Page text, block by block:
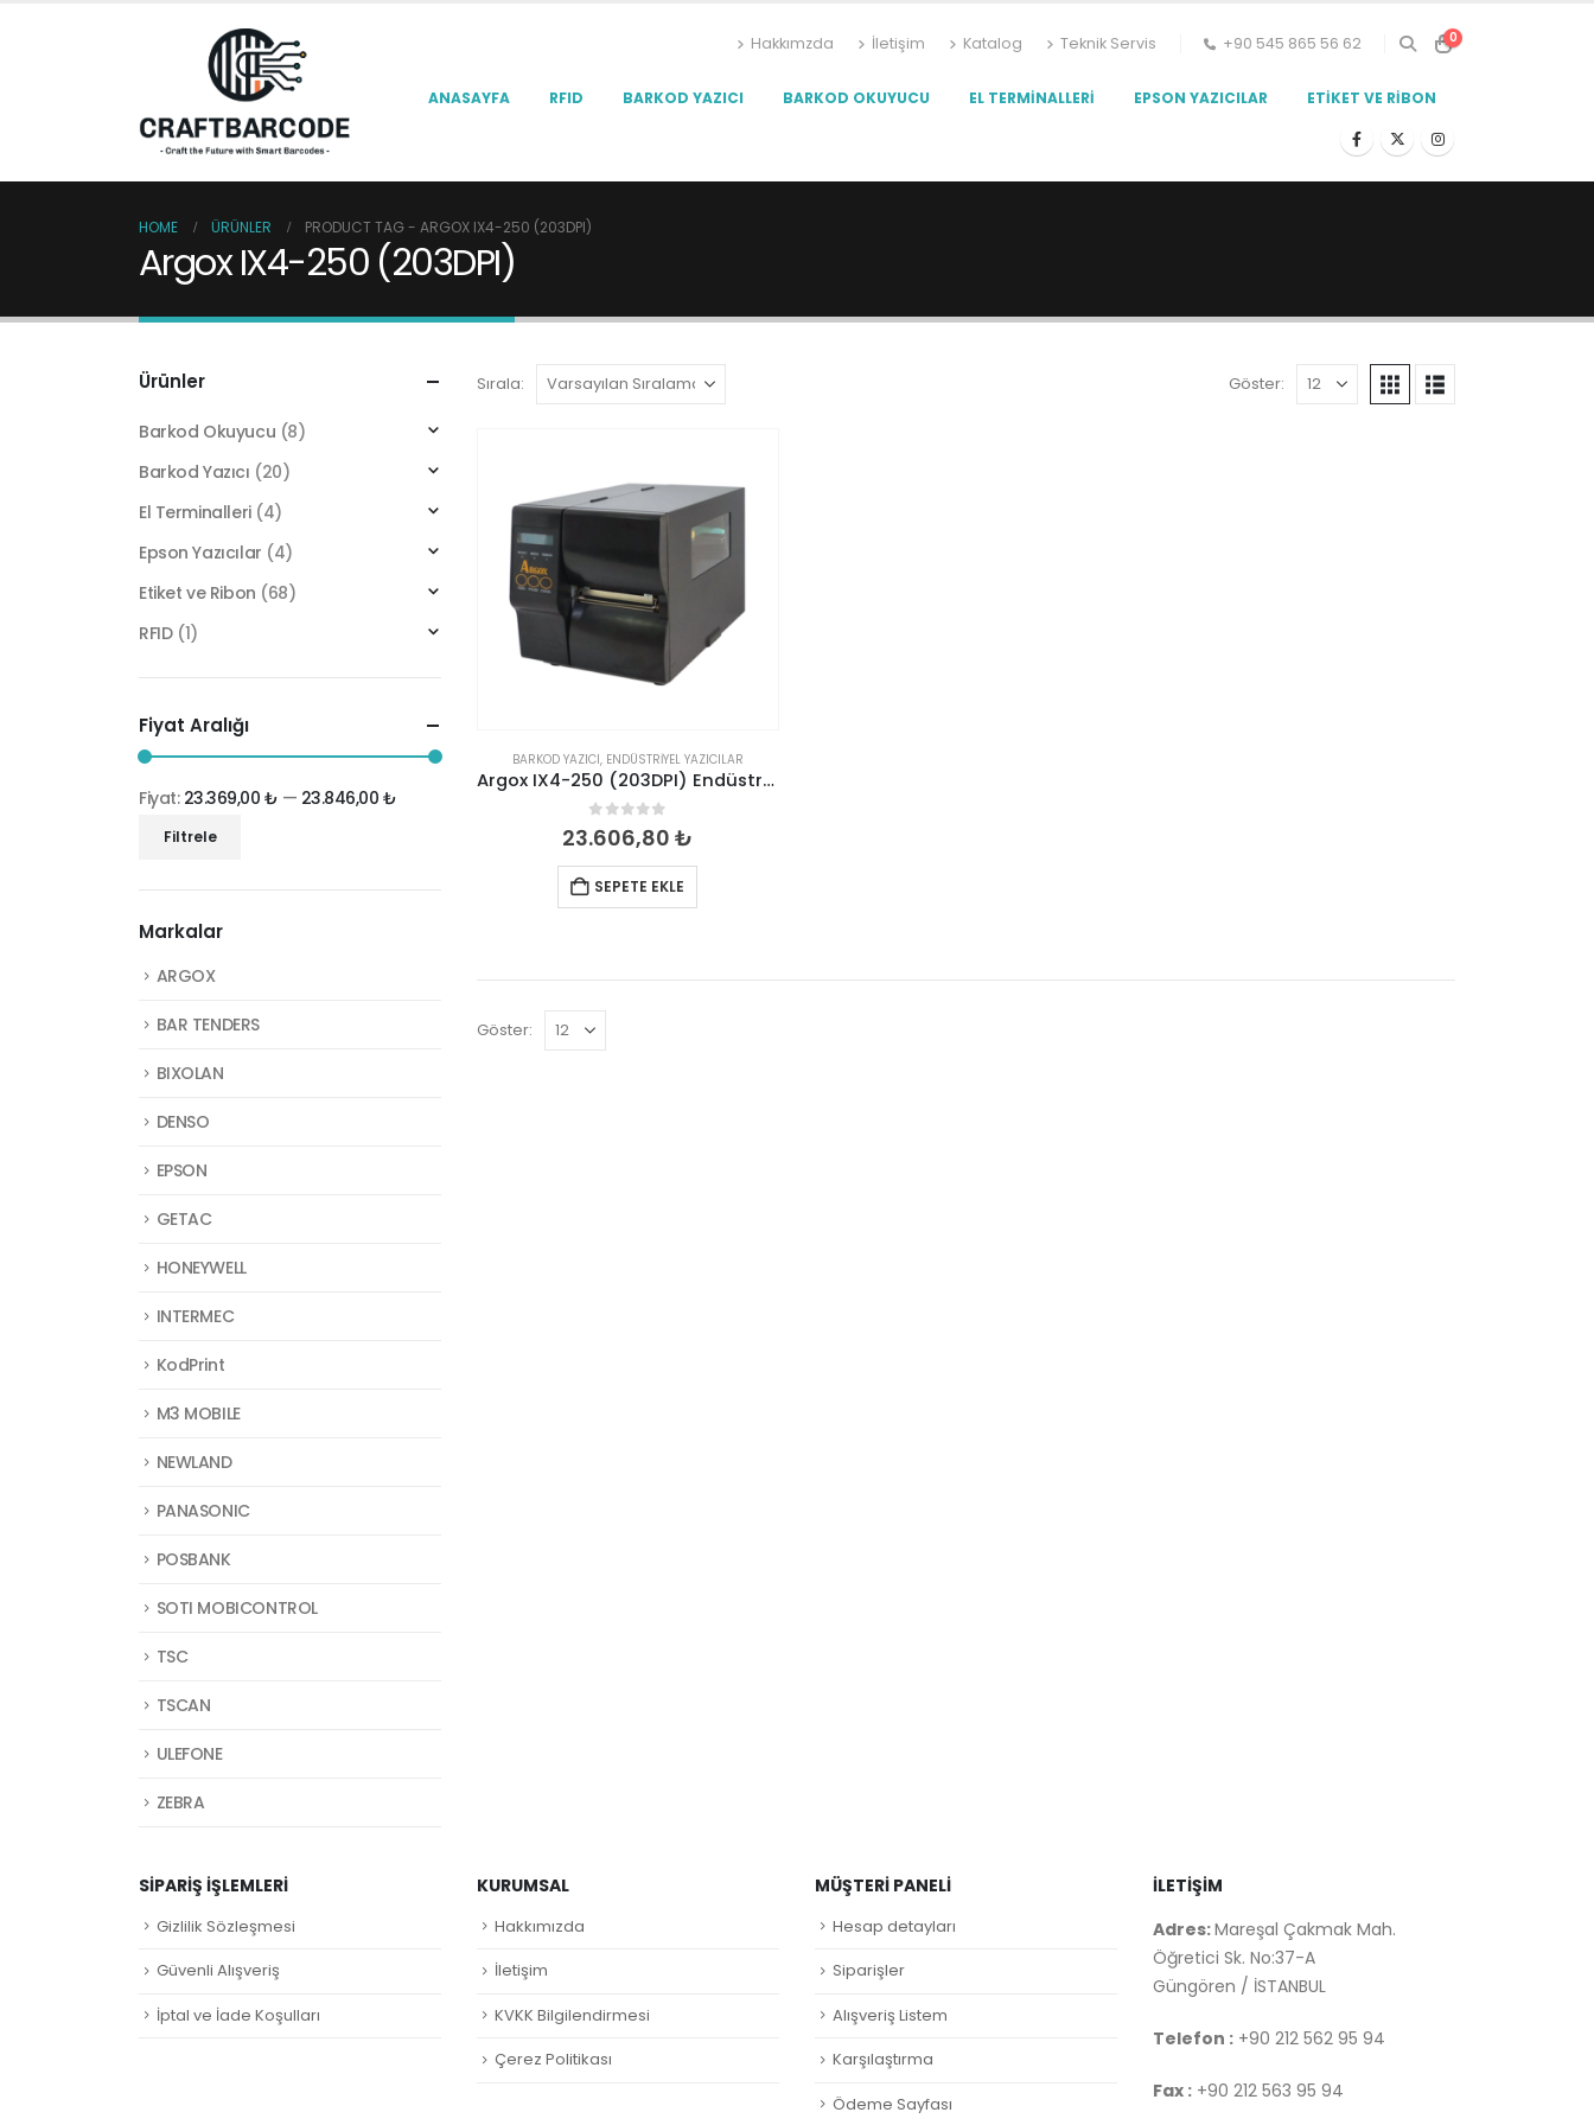
Hakkımzda İletişim Katalog Teknik Servis +90 545 865 56 62 0
ANASAYFA RFID BARKOD YAZICI BARKOD OKUYUCU EL TERMINALLERI EPSON YAZICILAR ETIKET VE RIBON
HOME ÜRÜNLER PRODUCT TAG - ARGOX IX4-250 (203DPI)
Argox IX4-250 (203DPI)
Sırala: Göster:
BARKOD YAZICI, ENDÜSTRIYEL YAZICILAR
Argox IX4-250 (203DPI) Endüstriyel Barkod / Etiket Yazıcı
0out of 5
23.606,80₺
SEPETE EKLE
Göster:
Ürünler
Barkod Okuyucu (8)
Barkod Yazıcı (20)
El Terminalleri (4)
Epson Yazıcılar (4)
Etiket ve Ribon (68)
RFID (1)
Fiyat Aralığı
Filtrele
Fiyat: 23.369,00 ₺ — 23.846,00 ₺
Markalar
ARGOX
BAR TENDERS
BIXOLAN
DENSO
EPSON
GETAC
HONEYWELL
INTERMEC
KodPrint
M3 MOBILE
NEWLAND
PANASONIC
POSBANK
SOTI MOBICONTROL
TSC
TSCAN
ULEFONE
ZEBRA
SIPARIŞ İŞLEMLERI
Gizlilik Sözleşmesi
Güvenli Alışveriş
İptal ve İade Koşulları
KURUMSAL
Hakkımızda
İletişim
KVKK Bilgilendirmesi
Çerez Politikası
MÜŞTERI PANELI
Hesap detayları
Siparişler
Alışveriş Listem
Karşılaştırma
Ödeme Sayfası
İLETİŞİM
Adres:Mareşal Çakmak Mah.
Öğretici Sk. No:37-A
Güngören / İSTANBUL
Telefon : +90 212 562 95 94
Fax : +90 212 563 95 94